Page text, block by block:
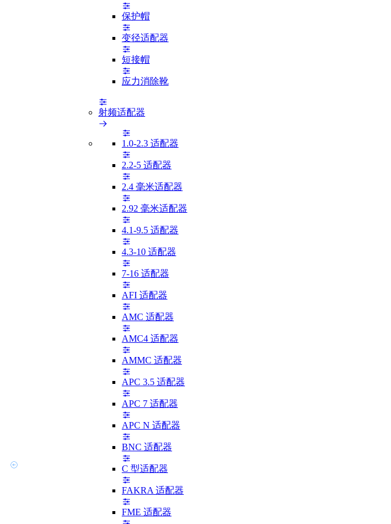
保护帽
变径适配器
短接帽
应力消除靴
射频适配器
1.0-2.3 适配器
2.2-5 适配器
2.4 毫米适配器
2.92 毫米适配器
4.1-9.5 适配器
4.3-10 适配器
7-16 适配器
AFI 适配器
AMC 适配器
AMC4 适配器
AMMC 适配器
APC 3.5 适配器
APC 7 适配器
APC N 适配器
BNC 适配器
C 型适配器
FAKRA 适配器
FME 适配器